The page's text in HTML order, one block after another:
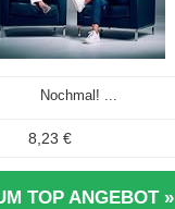
Nochmal! ...
8,23 €
TOP ANGEBOT »